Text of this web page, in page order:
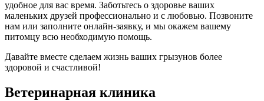
удобное для вас время. Заботьтесь о здоровье ваших
маленьких друзей профессионально и с любовью. Позвоните
нам или заполните онлайн-заявку, и мы окажем вашему
питомцу всю необходимую помощь.
Давайте вместе сделаем жизнь ваших грызунов более
здоровой и счастливой!
Ветеринарная клиника